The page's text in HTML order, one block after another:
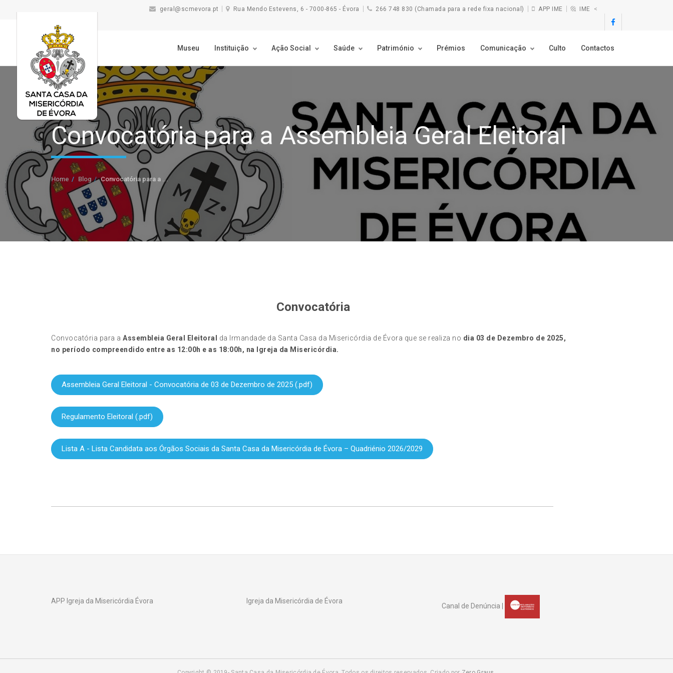
geral@scmevora.pt Rua Mendo Estevens, 6 - 7000-865 - Évora 266 748 830 (Chamada para a rede fixa nacional) APP IME IME <
Museu Instituição Ação Social Saúde Património Prémios Comunicação Culto Contactos
Convocatória para a Assembleia Geral Eleitoral
Home Blog Convocatória para a ...
Convocatória
Convocatória para a Assembleia Geral Eleitoral da Irmandade da Santa Casa da Misericórdia de Évora que se realiza no dia 03 de Dezembro de 2025,
no período compreendido entre as 12:00h e as 18:00h, na Igreja da Misericórdia.
Assembleia Geral Eleitoral - Convocatória de 03 de Dezembro de 2025 (.pdf)
Regulamento Eleitoral (.pdf)
Lista A - Lista Candidata aos Órgãos Sociais da Santa Casa da Misericórdia de Évora – Quadriénio 2026/2029
APP Igreja da Misericórdia Évora Igreja da Misericórdia de Évora
Canal de Denúncia